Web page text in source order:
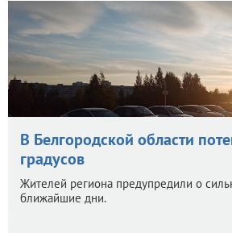
В Белгородской области
градусов
Жителей региона предупредили о
ближайшие дни.